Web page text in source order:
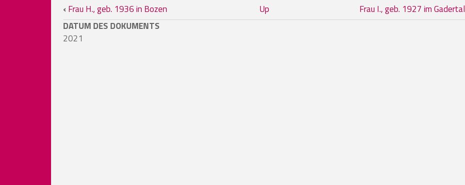
Book traversal links for Frau H., geb. 1948 in Eyrs
‹ Frau H., geb. 1936 in Bozen Up Frau I., geb. 1927 im Gadertal
DATUM DES DOKUMENTS
2021